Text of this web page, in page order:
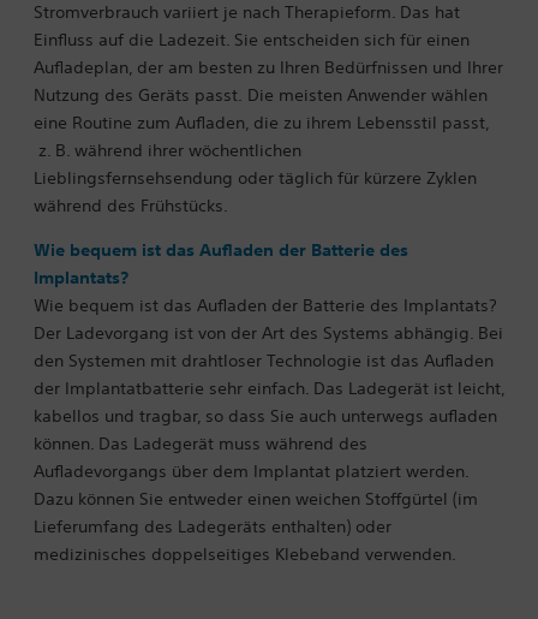
Stromverbrauch variiert je nach Therapieform. Das hat
Einfluss auf die Ladezeit. Sie entscheiden sich für einen
Aufladeplan, der am besten zu Ihren Bedürfnissen und Ihrer
Nutzung des Geräts passt. Die meisten Anwender wählen
eine Routine zum Aufladen, die zu ihrem Lebensstil passt,
z. B. während ihrer wöchentlichen
Lieblingsfernsehsendung oder täglich für kürzere Zyklen
während des Frühstücks.
Wie bequem ist das Aufladen der Batterie des
Implantats?
Wie bequem ist das Aufladen der Batterie des Implantats?
Der Ladevorgang ist von der Art des Systems abhängig. Bei
den Systemen mit drahtloser Technologie ist das Aufladen
der Implantatbatterie sehr einfach. Das Ladegerät ist leicht,
kabellos und tragbar, so dass Sie auch unterwegs aufladen
können. Das Ladegerät muss während des
Aufladevorgangs über dem Implantat platziert werden.
Dazu können Sie entweder einen weichen Stoffgürtel (im
Lieferumfang des Ladegeräts enthalten) oder
medizinisches doppelseitiges Klebeband verwenden.